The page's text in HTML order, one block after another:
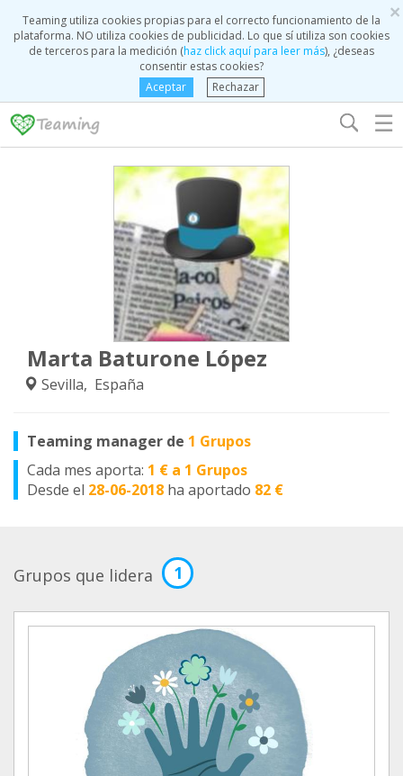
×
Teaming utiliza cookies propias para el correcto funcionamiento de la
plataforma. NO utiliza cookies de publicidad. Lo que sí utiliza son cookies
de terceros para la medición (haz click aquí para leer más), ¿deseas
consentir estas cookies?
Aceptar
Rechazar
☰
Marta Baturone López
Sevilla, España
Teaming manager de 1 Grupos
Cada mes aporta: 1 € a 1 Grupos
Desde el 28-06-2018 ha aportado 82 €
Grupos que lidera 1